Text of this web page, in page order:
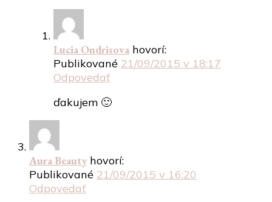
Lucia Ondrisova hovorí:
Publikované 21/09/2015 v 18:17
Odpovedať
ďakujem 🙂
Aura Beauty hovorí:
Publikované 21/09/2015 v 16:20
Odpovedať